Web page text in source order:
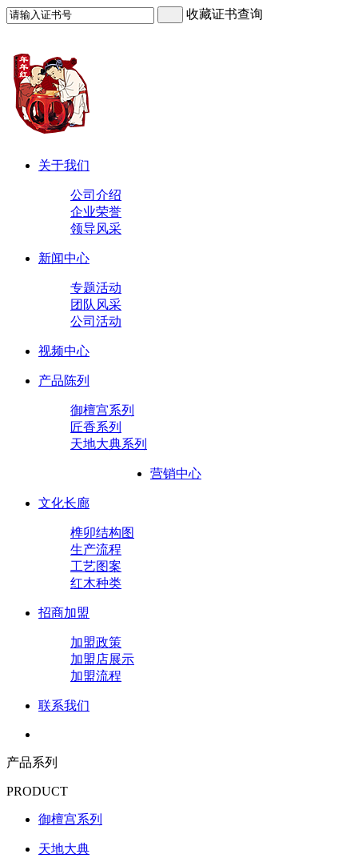
收藏证书查询
关于我们
公司介绍
企业荣誉
领导风采
新闻中心
专题活动
团队风采
公司活动
视频中心
产品陈列
御檀宫系列
匠香系列
天地大典系列
营销中心
文化长廊
榫卯结构图
生产流程
工艺图案
红木种类
招商加盟
加盟政策
加盟店展示
加盟流程
联系我们
产品系列
PRODUCT
御檀宫系列
天地大典